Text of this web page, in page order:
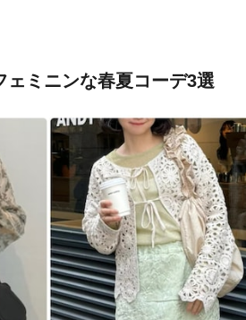
ェミニンな春夏コーデ3選